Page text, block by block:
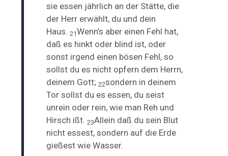
sie essen jährlich an der Stätte, die
der Herr erwählt, du und dein
Haus. 21Wenn’s aber einen Fehl hat,
daß es hinkt oder blind ist, oder
sonst irgend einen bösen Fehl, so
sollst du es nicht opfern dem Herrn,
deinem Gott; 22sondern in deinem
Tor sollst du es essen, du seist
unrein oder rein, wie man Reh und
Hirsch ißt.23Allein daß du sein Blut
nicht essest, sondern auf die Erde
gießest wie Wasser.